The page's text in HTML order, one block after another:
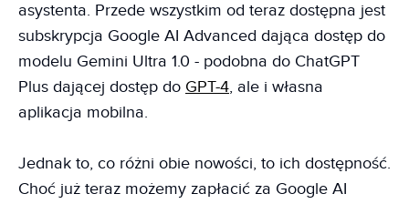
asystenta. Przede wszystkim od teraz dostępna jest
subskrypcja Google AI Advanced dająca dostęp do
modelu Gemini Ultra 1.0 - podobna do ChatGPT
Plus dającej dostęp do GPT-4, ale i własna
aplikacja mobilna.
Jednak to, co różni obie nowości, to ich dostępność.
Choć już teraz możemy zapłacić za Google AI